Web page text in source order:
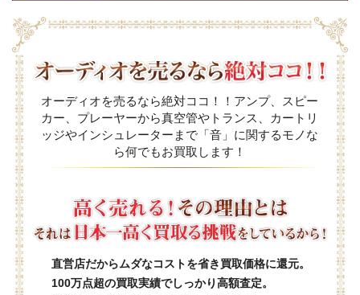
オーディオを売るなら絶対ココ！！アンプ、スピー
カー、プレーヤーから真空管やトランス、カートリ
ッジやインシュレーターまで「音」に関するモノな
ら何でもお買取します！
直営店だからムダなコストを省き買取価格に還元。
100万点超の買取実績でしっかり高額査定。